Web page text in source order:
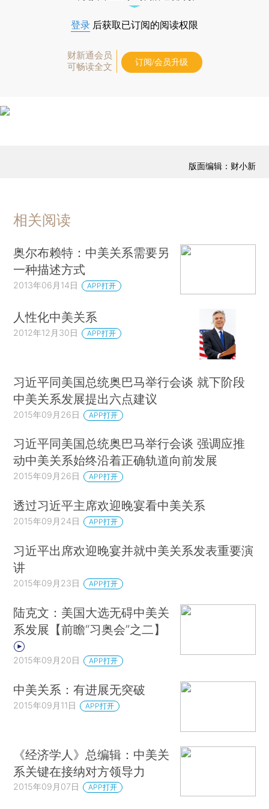
登录 后获取已订阅的阅读权限
财新通会员
可畅读全文
订阅/会员升级
版面编辑：财小新
相关阅读
奥尔布赖特：中美关系需要另
一种描述方式
2013年06月14日 APP打开
人性化中美关系
2012年12月30日 APP打开
习近平同美国总统奥巴马举行会谈 就下阶段
中美关系发展提出六点建议
2015年09月26日 APP打开
习近平同美国总统奥巴马举行会谈 强调应推
动中美关系始终沿着正确轨道向前发展
2015年09月26日 APP打开
透过习近平主席欢迎晚宴看中美关系
2015年09月24日 APP打开
习近平出席欢迎晚宴并就中美关系发表重要演
讲
2015年09月23日 APP打开
陆克文：美国大选无碍中美关
系发展【前瞻“习奥会”之二】
2015年09月20日 APP打开
中美关系：有进展无突破
2015年09月11日 APP打开
《经济学人》总编辑：中美关
系关键在接纳对方领导力
2015年09月07日 APP打开